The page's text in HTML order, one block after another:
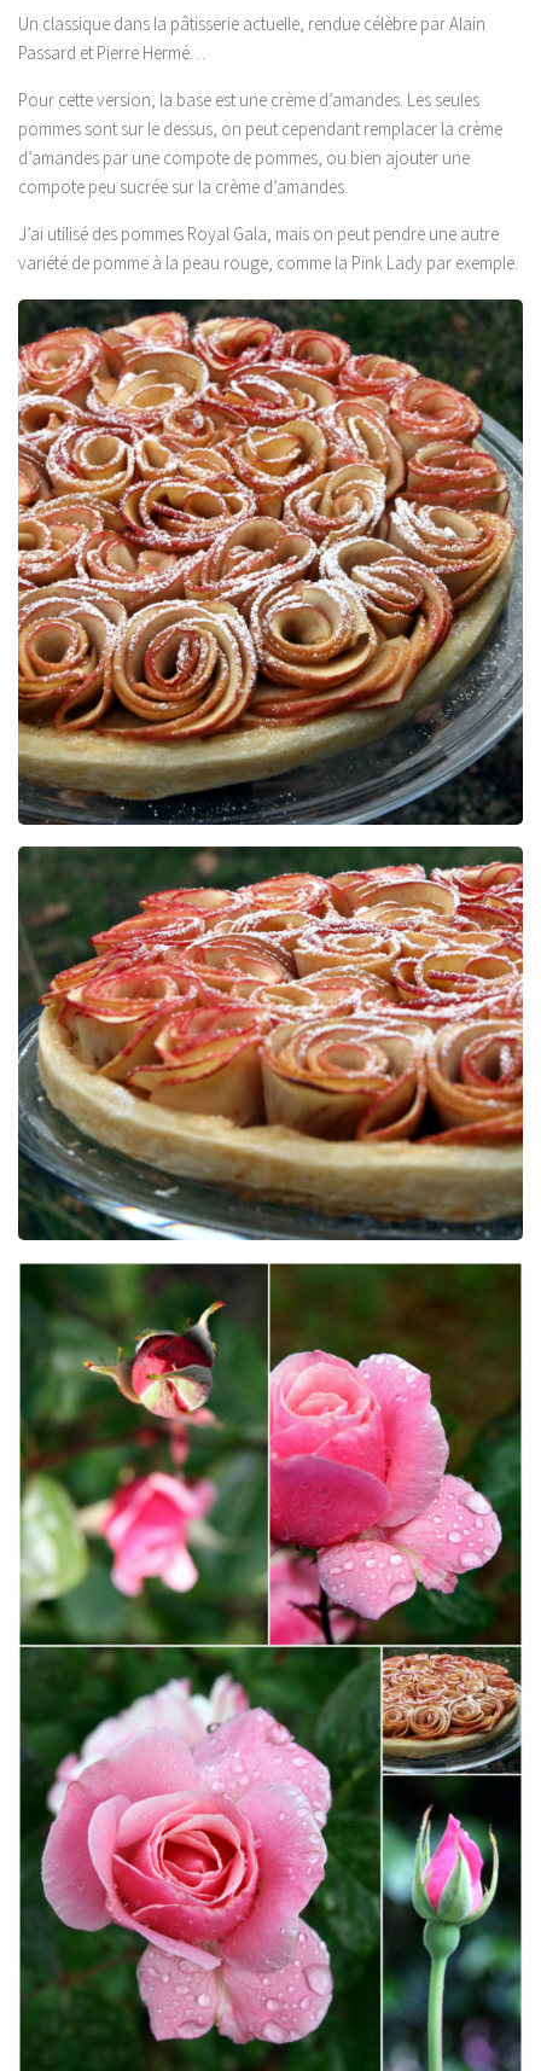
Un classique dans la pâtisserie actuelle, rendue célèbre par Alain
Passard et Pierre Hermé…
Pour cette version, la base est une crème d’amandes. Les seules
pommes sont sur le dessus, on peut cependant remplacer la crème
d’amandes par une compote de pommes, ou bien ajouter une
compote peu sucrée sur la crème d’amandes.
J’ai utilisé des pommes Royal Gala, mais on peut pendre une autre
variété de pomme à la peau rouge, comme la Pink Lady par exemple.